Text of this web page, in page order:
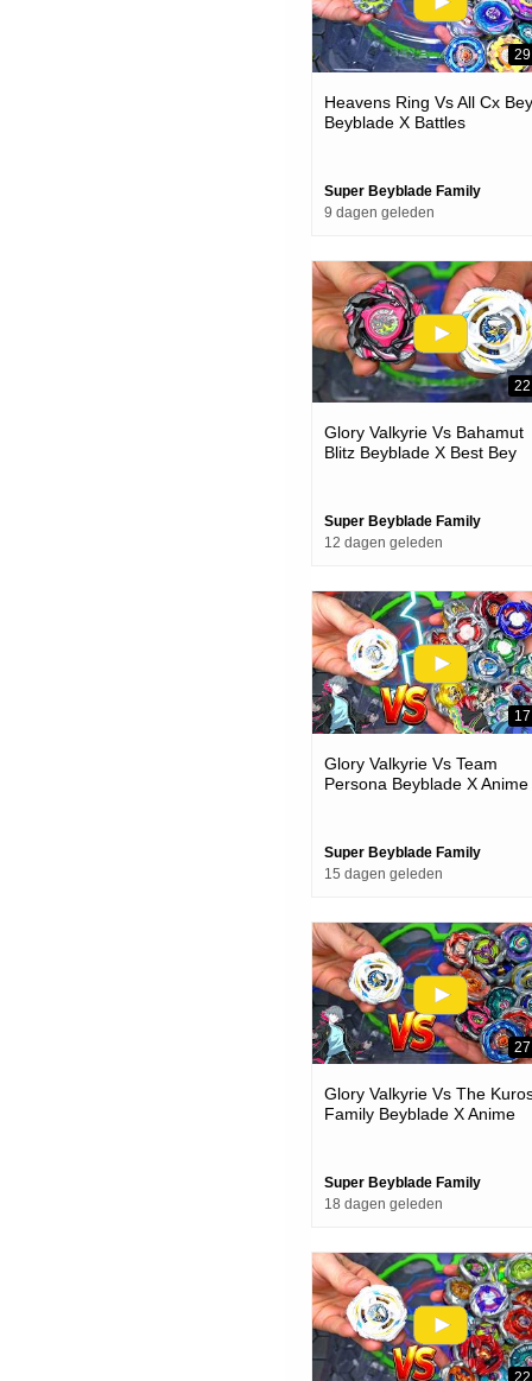
Heavens Ring Vs All Cx
Beyblade X Battles
Super Beyblade Family
9 dagen geleden
Glory Valkyrie Vs Bahamut
Blitz Beyblade X Best Bey
Super Beyblade Family
12 dagen geleden
Glory Valkyrie Vs Team
Persona Beyblade X Anime
Super Beyblade Family
15 dagen geleden
Glory Valkyrie Vs The
Family Beyblade X Anime
Super Beyblade Family
18 dagen geleden